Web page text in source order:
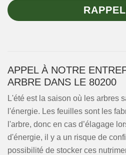
APPEL À NOTRE
ARBRE DANS LE 80200
L'été est la saison où les arbres
l'énergie. Les feuilles sont les
l'arbre, donc en cas d’élagage
d'énergie, il y a un risque de
possibilité de stocker ces